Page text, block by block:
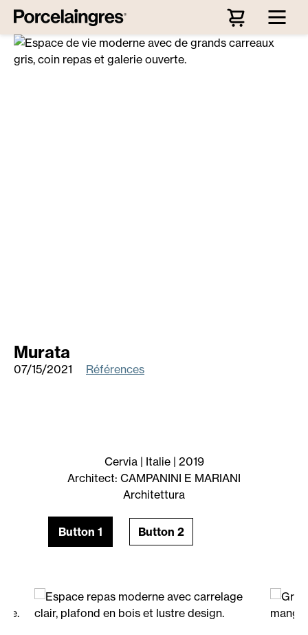
Passer au contenu principal
Murata
07/15/2021 Références
Cervia | Italie | 2019
Architect: CAMPANINI E MARIANI
Architettura
Button 1 Button 2